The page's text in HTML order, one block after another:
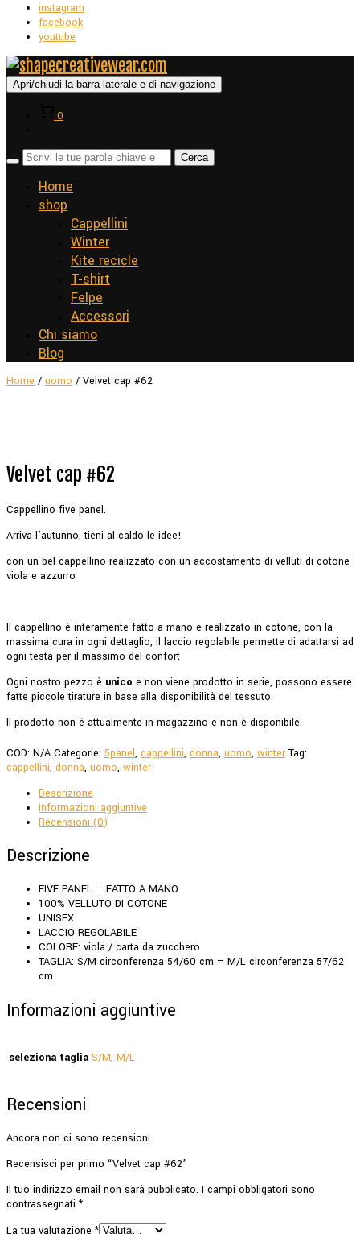
instagram
facebook
youtube
Apri/chiudi la barra laterale e di navigazione
0
Home
shop
Cappellini
Winter
Kite recicle
T-shirt
Felpe
Accessori
Chi siamo
Blog
Home / uomo / Velvet cap #62
Velvet cap #62
Cappellino five panel.
Arriva l’autunno, tieni al caldo le idee!
con un bel cappellino realizzato con un accostamento di velluti di cotone
viola e azzurro
Il cappellino è interamente fatto a mano e realizzato in cotone, con la
massima cura in ogni dettaglio, il laccio regolabile permette di adattarsi ad
ogni testa per il massimo del confort
Ogni nostro pezzo è unico e non viene prodotto in serie, possono essere
fatte piccole tirature in base alla disponibilità del tessuto.
Il prodotto non è attualmente in magazzino e non è disponibile.
COD: N/A Categorie: 5panel, cappellini, donna, uomo, winter Tag:
cappellini, donna, uomo, winter
Descrizione
Informazioni aggiuntive
Recensioni (0)
Descrizione
FIVE PANEL – FATTO A MANO
100% VELLUTO DI COTONE
UNISEX
LACCIO REGOLABILE
COLORE: viola / carta da zucchero
TAGLIA: S/M circonferenza 54/60 cm – M/L circonferenza 57/62
cm
Informazioni aggiuntive
seleziona taglia S/M, M/L
Recensioni
Ancora non ci sono recensioni.
Recensisci per primo “Velvet cap #62”
Il tuo indirizzo email non sarà pubblicato. I campi obbligatori sono
contrassegnati*
La tua valutazione*